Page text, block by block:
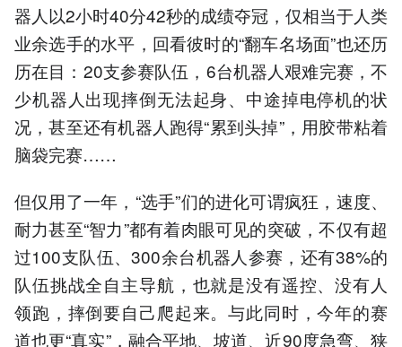
器人以2小时40分42秒的成绩夺冠，仅相当于人类
业余选手的水平，回看彼时的“翻车名场面”也还历
历在目：20支参赛队伍，6台机器人艰难完赛，不
少机器人出现摔倒无法起身、中途掉电停机的状
况，甚至还有机器人跑得“累到头掉”，用胶带粘着
脑袋完赛……
但仅用了一年，“选手”们的进化可谓疯狂，速度、
耐力甚至“智力”都有着肉眼可见的突破，不仅有超
过100支队伍、300余台机器人参赛，还有38%的
队伍挑战全自主导航，也就是没有遥控、没有人
领跑，摔倒要自己爬起来。与此同时，今年的赛
道也更“真实”，融合平地、坡道、近90度急弯、狭